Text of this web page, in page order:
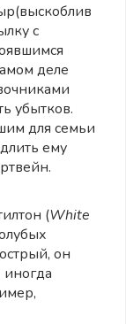
с
деле
убытков.
для семьи
ему
(White
он